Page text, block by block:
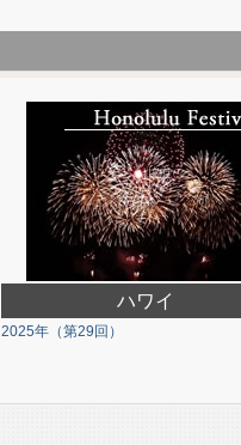
ハワイ
2025年（第29回）